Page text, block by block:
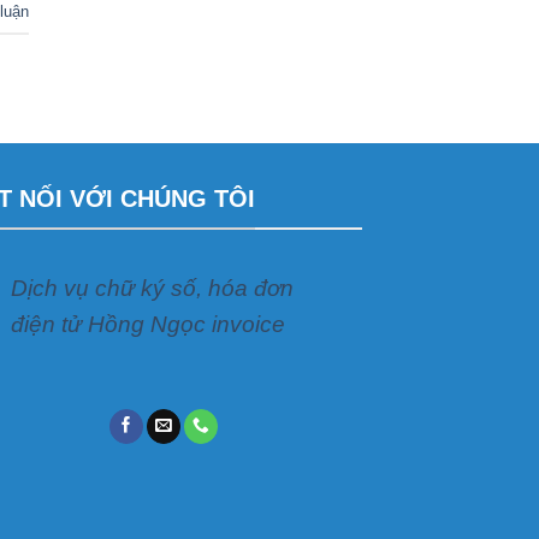
NỐI VỚI CHÚNG TÔI
Dịch vụ chữ ký số, hóa đơn
điện tử Hồng Ngọc invoice